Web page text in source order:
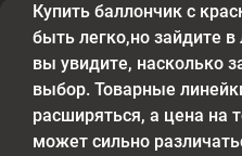
Купить баллончик с
быть легко,но зайдите
вы увидите, насколько
выбор. Товарные
расширяться, а цена на
может сильно